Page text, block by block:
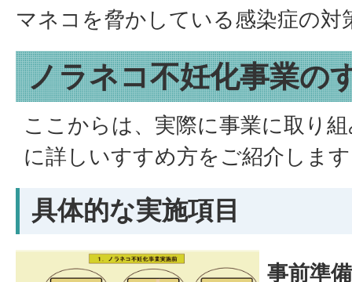
マネコを脅かしている感染症の対
ノラネコ不妊化事業の
ここからは、実際に事業に取り
に詳しいすすめ方をご紹介しま
具体的な実施項目
事前準